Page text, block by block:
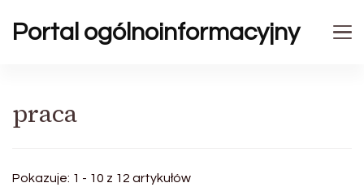
Portal ogólnoinformacyjny
praca
Pokazuje: 1 - 10 z 12 artykułów